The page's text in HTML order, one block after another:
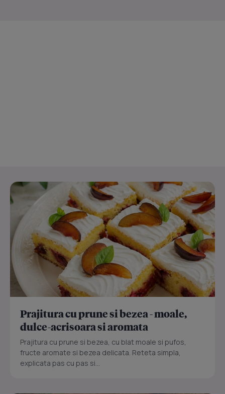
Prajitura cu prune si bezea - moale,
dulce-acrisoara si aromata
Prajitura cu prune si bezea, cu blat moale si pufos,
fructe aromate si bezea delicata. Reteta simpla,
explicata pas cu pas si...